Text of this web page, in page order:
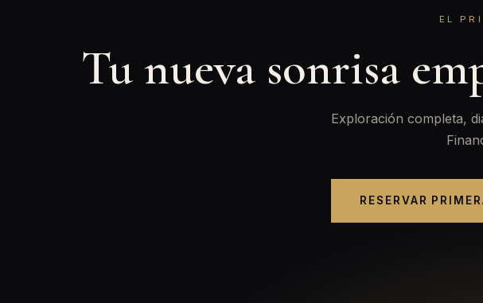
EL
Tu nueva sonrisa
Exploración completa,
RESERVAR